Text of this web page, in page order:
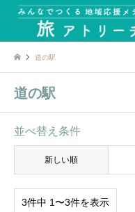
道の駅
道の駅
並べ替え条件
新しい順
3件中 1〜3件を表示